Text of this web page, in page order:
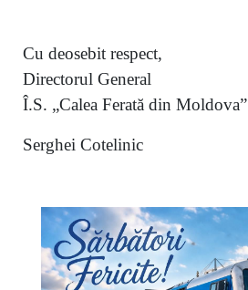
Cu deosebit respect,
Directorul General
Î.S. „Calea Ferată din Moldova”
Serghei Cotelinic